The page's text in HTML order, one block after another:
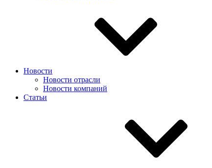
Новости
Новости отрасли
Новости компаний
Статьи